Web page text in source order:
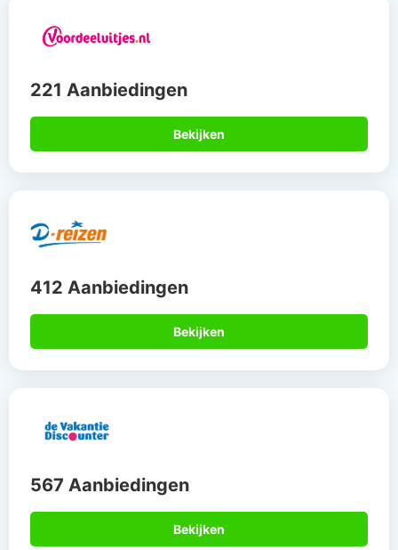
221 Aanbiedingen
Bekijken
412 Aanbiedingen
Bekijken
567 Aanbiedingen
Bekijken